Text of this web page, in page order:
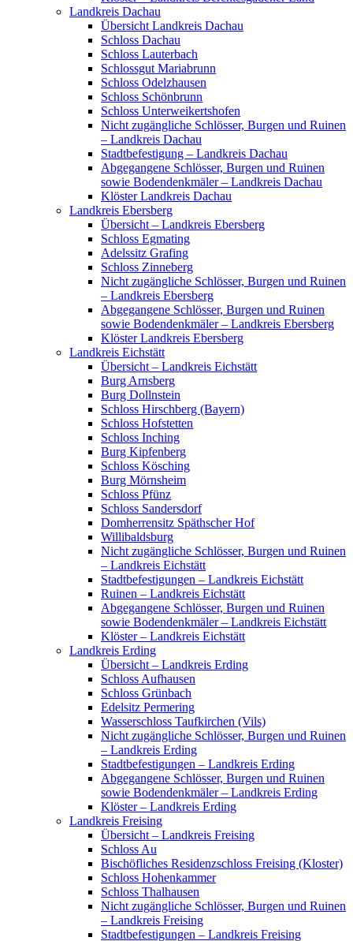
Landkreis Dachau
Übersicht Landkreis Dachau
Schloss Dachau
Schloss Lauterbach
Schlossgut Mariabrunn
Schloss Odelzhausen
Schloss Schönbrunn
Schloss Unterweikertshofen
Nicht zugängliche Schlösser, Burgen und Ruinen
– Landkreis Dachau
Stadtbefestigung – Landkreis Dachau
Abgegangene Schlösser, Burgen und Ruinen
sowie Bodendenkmäler – Landkreis Dachau
Klöster Landkreis Dachau
Landkreis Ebersberg
Übersicht – Landkreis Ebersberg
Schloss Egmating
Adelssitz Grafing
Schloss Zinneberg
Nicht zugängliche Schlösser, Burgen und Ruinen
– Landkreis Ebersberg
Abgegangene Schlösser, Burgen und Ruinen
sowie Bodendenkmäler – Landkreis Ebersberg
Klöster Landkreis Ebersberg
Landkreis Eichstätt
Übersicht – Landkreis Eichstätt
Burg Arnsberg
Burg Dollnstein
Schloss Hirschberg (Bayern)
Schloss Hofstetten
Schloss Inching
Burg Kipfenberg
Schloss Kösching
Burg Mörnsheim
Schloss Pfünz
Schloss Sandersdorf
Domherrensitz Späthscher Hof
Willibaldsburg
Nicht zugängliche Schlösser, Burgen und Ruinen
– Landkreis Eichstätt
Stadtbefestigungen – Landkreis Eichstätt
Ruinen – Landkreis Eichstätt
Abgegangene Schlösser, Burgen und Ruinen
sowie Bodendenkmäler – Landkreis Eichstätt
Klöster – Landkreis Eichstätt
Landkreis Erding
Übersicht – Landkreis Erding
Schloss Aufhausen
Schloss Grünbach
Edelsitz Permering
Wasserschloss Taufkirchen (Vils)
Nicht zugängliche Schlösser, Burgen und Ruinen
– Landkreis Erding
Stadtbefestigungen – Landkreis Erding
Abgegangene Schlösser, Burgen und Ruinen
sowie Bodendenkmäler – Landkreis Erding
Klöster – Landkreis Erding
Landkreis Freising
Übersicht – Landkreis Freising
Schloss Au
Bischöfliches Residenzschloss Freising (Kloster)
Schloss Hohenkammer
Schloss Thalhausen
Nicht zugängliche Schlösser, Burgen und Ruinen
– Landkreis Freising
Stadtbefestigungen – Landkreis Freising